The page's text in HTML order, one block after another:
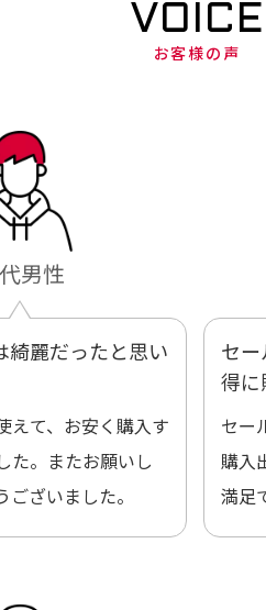
VOICE
お客様の声
男性
綺麗だったと思い
えて、お安く購入す
た。またお願いし
ございました。
セ
得に
セー
購入
満足